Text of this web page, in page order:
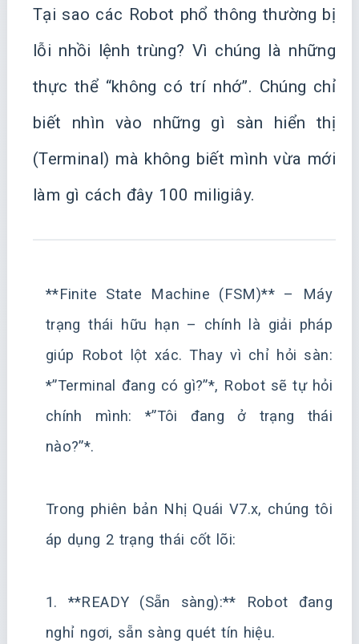
Tại sao các Robot phổ thông thường bị
lỗi nhồi lệnh trùng? Vì chúng là những
thực thể “không có trí nhớ”. Chúng chỉ
biết nhìn vào những gì sàn hiển thị
(Terminal) mà không biết mình vừa mới
làm gì cách đây 100 miligiây.
**Finite State Machine (FSM)** – Máy
trạng thái hữu hạn – chính là giải pháp
giúp Robot lột xác. Thay vì chỉ hỏi sàn:
*”Terminal đang có gì?”*, Robot sẽ tự hỏi
chính mình: *”Tôi đang ở trạng thái
nào?”*.
Trong phiên bản Nhị Quái V7.x, chúng tôi
áp dụng 2 trạng thái cốt lõi:
1. **READY (Sẵn sàng):** Robot đang
nghỉ ngơi, sẵn sàng quét tín hiệu.